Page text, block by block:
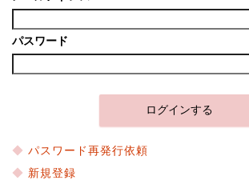
パスワード
パスワード再発行依頼
新規登録